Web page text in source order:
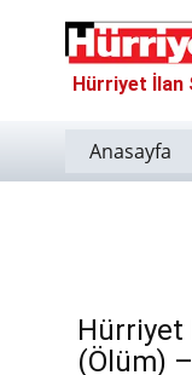
Hürriyet İlan
Anasayfa
Hürriyet
(Ölüm)